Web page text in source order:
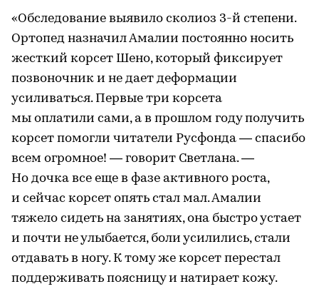
«Обследование выявило сколиоз 3-й степени.
Ортопед назначил Амалии постоянно носить
жесткий корсет Шено, который фиксирует
позвоночник и не дает деформации
усиливаться. Первые три корсета
мы оплатили сами, а в прошлом году получить
корсет помогли читатели Русфонда — спасибо
всем огромное! — говорит Светлана. —
Но дочка все еще в фазе активного роста,
и сейчас корсет опять стал мал. Амалии
тяжело сидеть на занятиях, она быстро устает
и почти не улыбается, боли усилились, стали
отдавать в ногу. К тому же корсет перестал
поддерживать поясницу и натирает кожу.